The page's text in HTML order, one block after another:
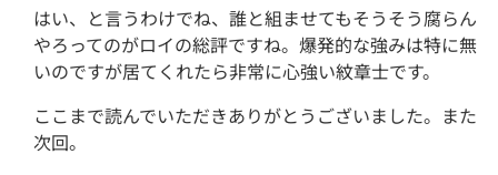
はい、と言うわけでね、誰と組ませてもそうそう腐らん
やろってのがロイの総評ですね。爆発的な強みは特に無
いのですが居てくれたら非常に心強い紋章士です。
ここまで読んでいただきありがとうございました。また
次回。